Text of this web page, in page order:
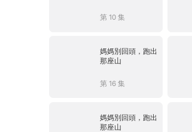
第 10 集
媽媽別回頭，跑出
那座山
第 16 集
媽媽別回頭，跑出
那座山